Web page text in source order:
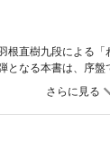
根直樹九段による
となる本書は、序
に、何を目安にして
します。羽根九段は
石で失敗しないた
きの基本、そして星